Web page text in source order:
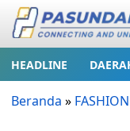
HEADLINE
Beranda » FASHION